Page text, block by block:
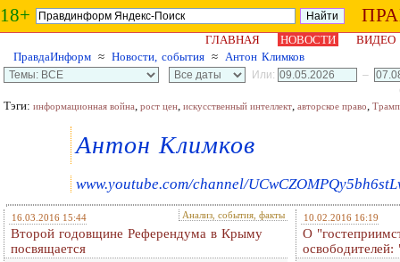
18+
ГЛАВНАЯ НОВОСТИ
ВИДЕО
ПравдаИнформ ≈ Новости, события ≈ Антон Климков
Или:
–
Тэги: информационная война, рост цен, искусственный интеллект, авторское право, Трамп
Антон Климков
www.youtube.com/channel/
16.03.2016 15:44 Анализ, события, факты
Второй годовщине Референдума в Крыму
посвящается
10.02.2016 16:19
О